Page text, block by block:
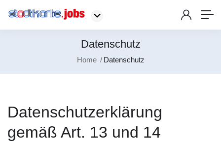
Datenschutz
Home Datenschutz
Datenschutzerklärung
gemäß Art. 13 und 14